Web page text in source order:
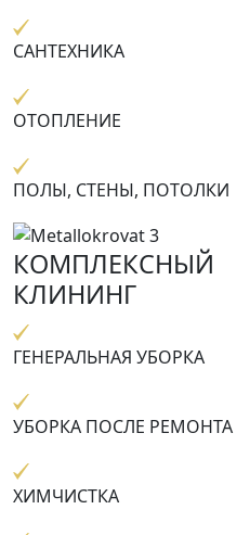
САНТЕХНИКА
ОТОПЛЕНИЕ
ПОЛЫ, СТЕНЫ, ПОТОЛКИ
КОМПЛЕКСНЫЙ
КЛИНИНГ
ГЕНЕРАЛЬНАЯ УБОРКА
УБОРКА ПОСЛЕ РЕМОНТА
ХИМЧИСТКА